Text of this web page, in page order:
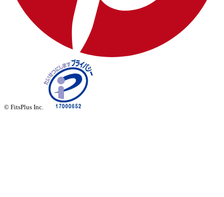
© FitsPlus Inc.